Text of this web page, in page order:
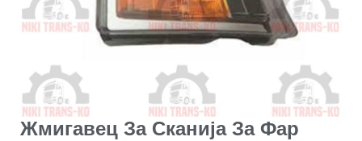
Жмигавец За Сканија За Фар